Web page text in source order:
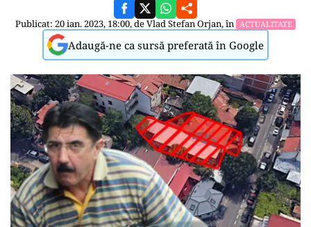
Publicat: 20 ian. 2023, 18:00, deVlad Stefan Orjan, în ACTUALITATE
Adaugă-ne ca sursă preferată în Google